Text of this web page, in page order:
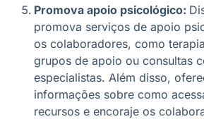
Promova apoio psicológico:
promova serviços de apoio
os colaboradores, como
grupos de apoio ou consultas
especialistas. Além disso,
informações sobre como
recursos e encoraje os